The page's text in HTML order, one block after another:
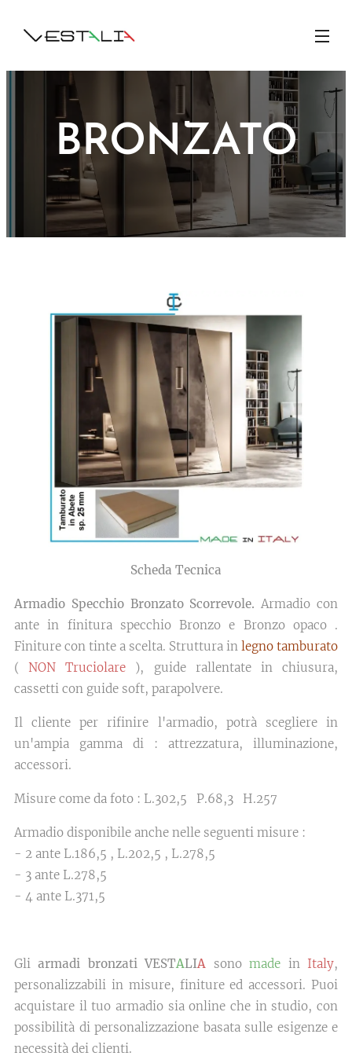
BRONZATO
Scheda Tecnica
Armadio Specchio Bronzato Scorrevole. Armadio con
ante in finitura specchio Bronzo e Bronzo opaco .
Finiture con tinte a scelta. Struttura in legno tamburato
( NON Truciolare ), guide rallentate in chiusura,
cassetti con guide soft, parapolvere.
Il cliente per rifinire l'armadio, potrà scegliere in
un'ampia gamma di : attrezzatura, illuminazione,
accessori.
Misure come da foto : L.302,5 P.68,3 H.257
Armadio disponibile anche nelle seguenti misure :
- 2 ante L.186,5 , L.202,5 , L.278,5
- 3 ante L.278,5
- 4 ante L.371,5
Gliarmadi bronzati VESTALIA sonomade in Italy,
personalizzabili in misure, finiture ed accessori. Puoi
acquistare il tuo armadio sia online che in studio, con
possibilità di personalizzazione basata sulle esigenze e
necessità dei clienti.